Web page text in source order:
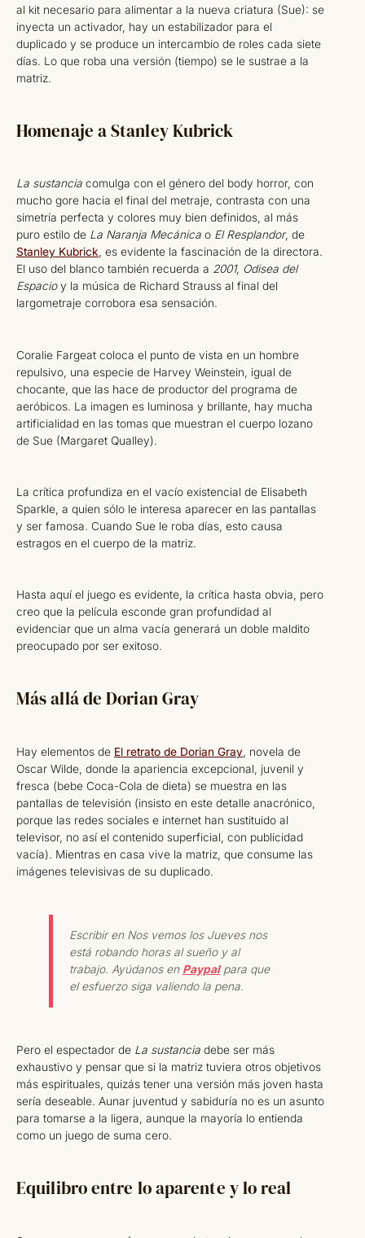
al kit necesario para alimentar a la nueva criatura (Sue): se
inyecta un activador, hay un estabilizador para el
duplicado y se produce un intercambio de roles cada siete
días. Lo que roba una versión (tiempo) se le sustrae a la
matriz.
Homenaje a Stanley Kubrick
La sustancia comulga con el género del body horror, con
mucho gore hacia el final del metraje, contrasta con una
simetría perfecta y colores muy bien definidos, al más
puro estilo de La Naranja Mecánica o El Resplandor, de
Stanley Kubrick, es evidente la fascinación de la directora.
El uso del blanco también recuerda a 2001, Odisea del
Espacioy la música de Richard Strauss al final del
largometraje corrobora esa sensación.
Coralie Fargeat coloca el punto de vista en un hombre
repulsivo, una especie de Harvey Weinstein, igual de
chocante, que las hace de productor del programa de
aeróbicos. La imagen es luminosa y brillante, hay mucha
artificialidad en las tomas que muestran el cuerpo lozano
de Sue (Margaret Qualley).
La crítica profundiza en el vacío existencial de Elisabeth
Sparkle, a quien sólo le interesa aparecer en las pantallas
y ser famosa. Cuando Sue le roba días, esto causa
estragos en el cuerpo de la matriz.
Hasta aquí el juego es evidente, la crítica hasta obvia, pero
creo que la película esconde gran profundidad al
evidenciar que un alma vacía generará un doble maldito
preocupado por ser exitoso.
Más allá de Dorian Gray
Hay elementos de El retrato de Dorian Gray , novela de
Oscar Wilde, donde la apariencia excepcional, juvenil y
fresca (bebe Coca-Cola de dieta) se muestra en las
pantallas de televisión (insisto en este detalle anacrónico,
porque las redes sociales e internet han sustituido al
televisor, no así el contenido superficial, con publicidad
vacía). Mientras en casa vive la matriz, que consume las
imágenes televisivas de su duplicado.
Escribir en Nos vemos los Jueves nos
está robando horas al sueño y al
trabajo. Ayúdanos en Paypalpara que
el esfuerzo siga valiendo la pena.
Pero el espectador de La sustancia debe ser más
exhaustivo y pensar que si la matriz tuviera otros objetivos
más espirituales, quizás tener una versión más joven hasta
sería deseable. Aunar juventud y sabiduría no es un asunto
para tomarse a la ligera, aunque la mayoría lo entienda
como un juego de suma cero.
Equilibro entre lo aparente y lo real